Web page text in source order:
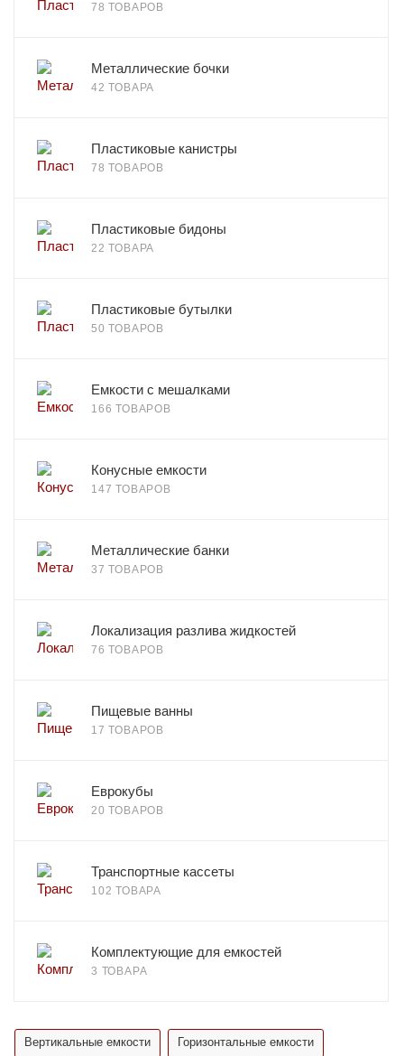
78 ТОВАРОВ
Металлические бочки
42 ТОВАРА
Пластиковые канистры
78 ТОВАРОВ
Пластиковые бидоны
22 ТОВАРА
Пластиковые бутылки
50 ТОВАРОВ
Емкости с мешалками
166 ТОВАРОВ
Конусные емкости
147 ТОВАРОВ
Металлические банки
37 ТОВАРОВ
Локализация разлива жидкостей
76 ТОВАРОВ
Пищевые ванны
17 ТОВАРОВ
Еврокубы
20 ТОВАРОВ
Транспортные кассеты
102 ТОВАРА
Комплектующие для емкостей
3 ТОВАРА
Вертикальные емкости Горизонтальные емкости